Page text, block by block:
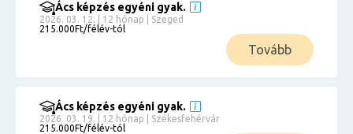
Ács képzés egyéni gyak.
2026. 03. 12. | 12 hónap | Szeged
215.000Ft/félév-tól
Tovább
Ács képzés egyéni gyak.
2026. 03. 19. | 12 hónap | Székesfehérvár
215.000Ft/félév-tól